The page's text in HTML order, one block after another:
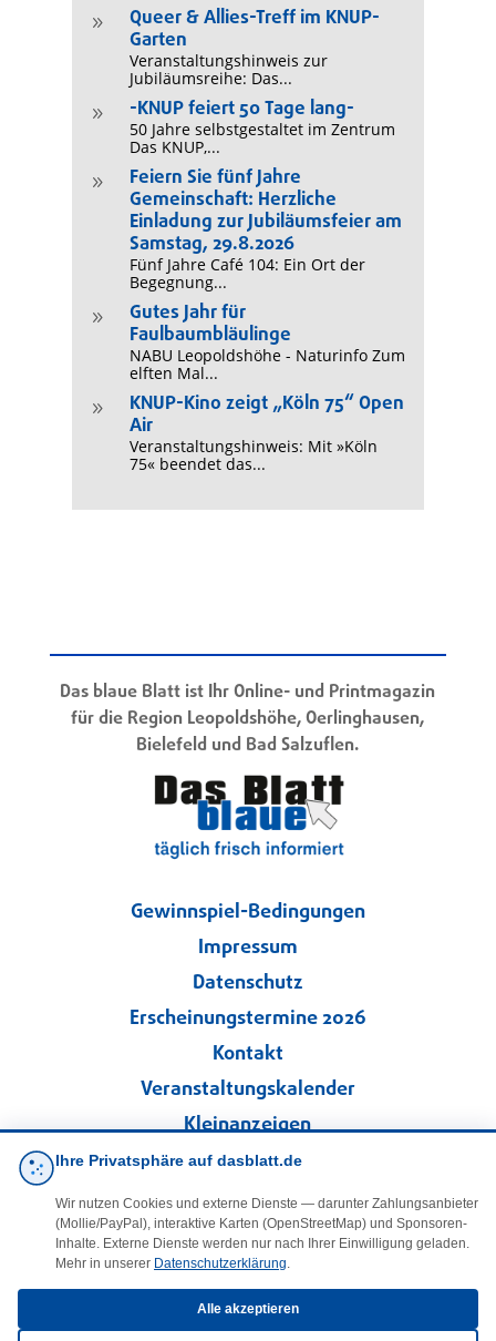
9
Queer & Allies-Treff im KNUP-
Garten
Veranstaltungshinweis zur
Jubiläumsreihe: Das...
9 -KNUP feiert 50 Tage lang-
50 Jahre selbstgestaltet im Zentrum
Das KNUP,...
9
Feiern Sie fünf Jahre
Gemeinschaft: Herzliche
Einladung zur Jubiläumsfeier am
Samstag, 29.8.2026
Fünf Jahre Café 104: Ein Ort der
Begegnung...
9
Gutes Jahr für
Faulbaumbläulinge
NABU Leopoldshöhe - Naturinfo Zum
elften Mal...
9
KNUP-Kino zeigt „Köln 75“ Open
Air
Veranstaltungshinweis: Mit »Köln
75« beendet das...
Das blaue Blatt ist Ihr Online- und Printmagazin
für die Region Leopoldshöhe, Oerlinghausen,
Bielefeld und Bad Salzuflen.
Gewinnspiel-Bedingungen
Impressum
Datenschutz
Erscheinungstermine 2026
Kontakt
Veranstaltungskalender
Kleinanzeigen
Folgen Sie uns!
facebook
Ihre Privatsphäre auf dasblatt.de
Wir nutzen Cookies und externe Dienste — darunter Zahlungsanbieter
(Mollie/PayPal), interaktive Karten (OpenStreetMap) und Sponsoren-
Inhalte. Externe Dienste werden nur nach Ihrer Einwilligung geladen.
Mehr in unserer Datenschutzerklärung.
Alle akzeptieren